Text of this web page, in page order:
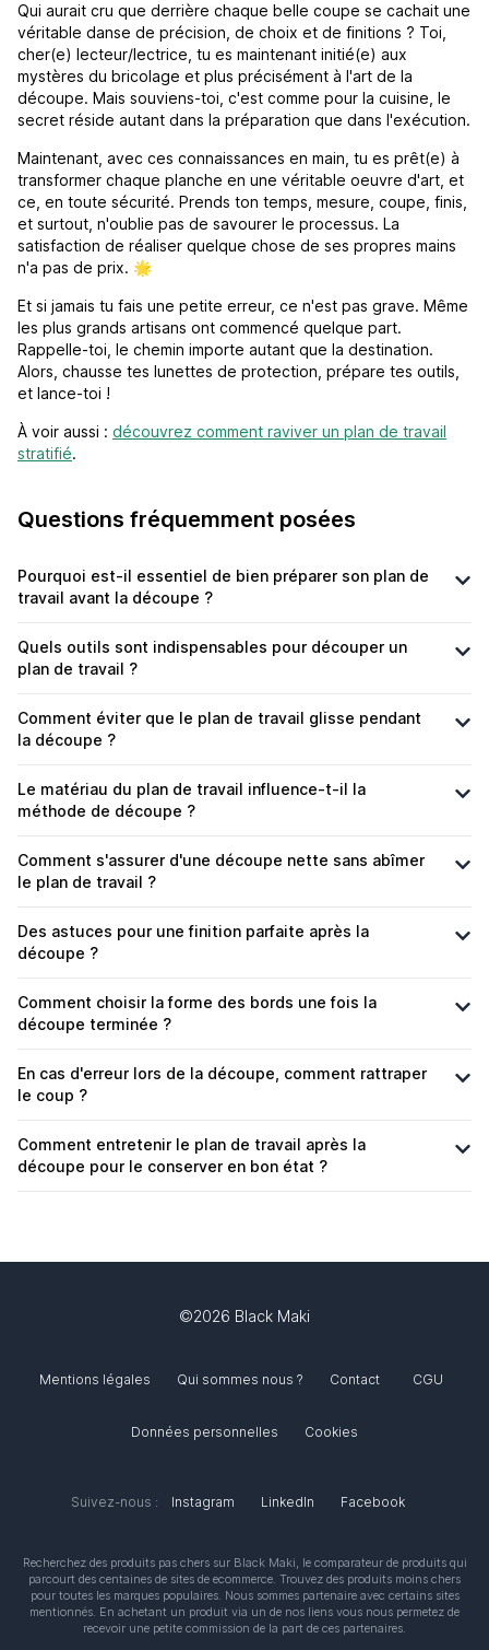
Qui aurait cru que derrière chaque belle coupe se cachait une
véritable danse de précision, de choix et de finitions ? Toi,
cher(e) lecteur/lectrice, tu es maintenant initié(e) aux
mystères du bricolage et plus précisément à l'art de la
découpe. Mais souviens-toi, c'est comme pour la cuisine, le
secret réside autant dans la préparation que dans l'exécution.
Maintenant, avec ces connaissances en main, tu es prêt(e) à
transformer chaque planche en une véritable oeuvre d'art, et
ce, en toute sécurité. Prends ton temps, mesure, coupe, finis,
et surtout, n'oublie pas de savourer le processus. La
satisfaction de réaliser quelque chose de ses propres mains
n'a pas de prix. 🌟
Et si jamais tu fais une petite erreur, ce n'est pas grave. Même
les plus grands artisans ont commencé quelque part.
Rappelle-toi, le chemin importe autant que la destination.
Alors, chausse tes lunettes de protection, prépare tes outils,
et lance-toi !
À voir aussi : découvrez comment raviver un plan de travail
stratifié.
Questions fréquemment posées
Pourquoi est-il essentiel de bien préparer son plan de
travail avant la découpe ?
Quels outils sont indispensables pour découper un
plan de travail ?
Comment éviter que le plan de travail glisse pendant
la découpe ?
Le matériau du plan de travail influence-t-il la
méthode de découpe ?
Comment s'assurer d'une découpe nette sans abîmer
le plan de travail ?
Des astuces pour une finition parfaite après la
découpe ?
Comment choisir la forme des bords une fois la
découpe terminée ?
En cas d'erreur lors de la découpe, comment rattraper
le coup ?
Comment entretenir le plan de travail après la
découpe pour le conserver en bon état ?
©2026 Black Maki
Mentions légales Qui sommes nous ? Contact CGU
Données personnelles Cookies
Suivez-nous : Instagram LinkedIn Facebook
Recherchez des produits pas chers sur Black Maki, le comparateur de produits qui
parcourt des centaines de sites de ecommerce. Trouvez des produits moins chers
pour toutes les marques populaires. Nous sommes partenaire avec certains sites
mentionnés. En achetant un produit via un de nos liens vous nous permetez de
recevoir une petite commission de la part de ces partenaires.